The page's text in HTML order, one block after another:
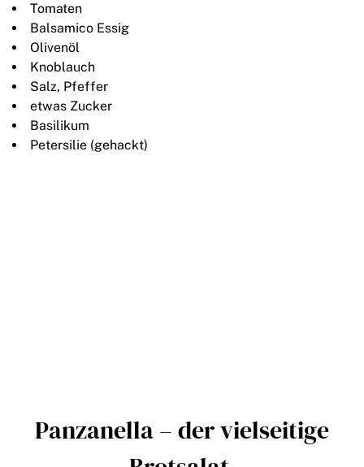
Tomaten
Balsamico Essig
Olivenöl
Knoblauch
Salz, Pfeffer
etwas Zucker
Basilikum
Petersilie (gehackt)
Panzanella – der vielseitige